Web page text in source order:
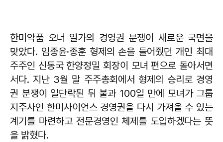
한미약품 오너 일가의 경영권 분쟁이 새로운 국면을
맞았다. 임종윤·종훈 형제의 손을 들어줬던 개인 최대
주주인 신동국 한양정밀 회장이 모녀 편으로 돌아서면
서다. 지난 3월 말 주주총회에서 형제의 승리로 경영
권 분쟁이 일단락된 뒤 불과 100일 만에 모녀가 그룹
지주사인 한미사이언스 경영권을 다시 가져올 수 있는
계기를 마련하고 전문경영인 체제를 도입하겠다는 뜻
을 밝혔다.